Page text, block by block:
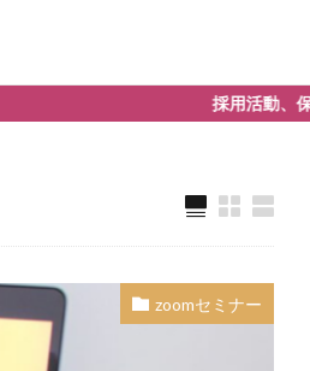
採用活動、保育園運営、転職支
zoomセミナー
するのか また保育士として働く